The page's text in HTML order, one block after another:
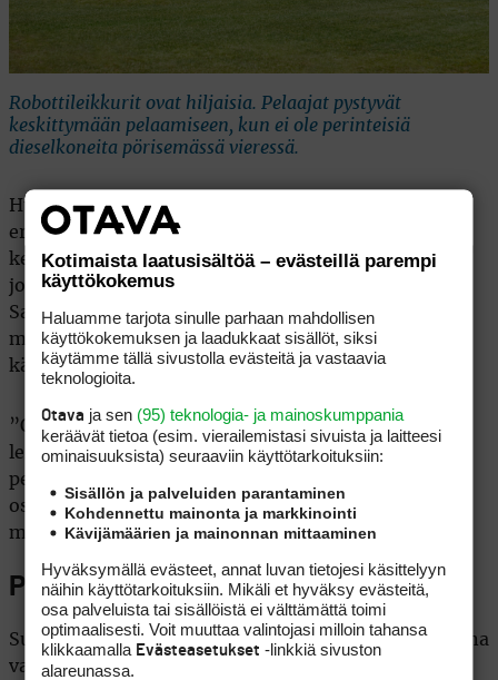
Robottileikkurit ovat hiljaisia. Pelaajat pystyvät
keskittymään pelaamiseen, kun ei ole perinteisiä
dieselkoneita pörisemässä vieressä.
Husqvarnan robottileikkureiden vahvuus on
erinomainen leikkuujälki. Kiitosta tulee pelaajilta ja
kentänhoitajilta pitkin Eurooppaa. Suuria golfmaita,
joissa Husqvarnan laitteita on käytössä ovat Ruotsi,
Saksa ja Ranska. Konservatiivinen Iso-Britannia on
myös siirtymässä yhä enemmän robottileikkureiden
käyttöön.
”Olemme tutkineet jo vuosikausia, minkälaista
leikkuujälki on eri ruoholaaduilla verrattuna
perinteisiin leikkureihin. Kaikki tutkimukset
osoittavat, että jälki on vähintään yhtä hyvää kuin
markkinoiden parhailla kelaleikkureilla.”
Pickala Golf on Husqvarna-kenttä
Suomalaisista kentistä Pickala Golf siirtyi tänä vuonna
vahvasti Husqvarnan robottileikkureihin. Siuntiossa
Kotimaista laatusisältöä – evästeillä parempi
käyttökokemus
Haluamme tarjota sinulle parhaan mahdollisen
käyttökokemuksen ja laadukkaat sisällöt, siksi
käytämme tällä sivustolla evästeitä ja vastaavia
teknologioita.
Otava ja sen (95) teknologia- ja mainoskumppania
keräävät tietoa (esim. vierailemis­tasi sivuista ja laitteesi
ominaisuuk­sista) seuraaviin käyttötarkoituksiin:
Sisällön ja palveluiden parantaminen
Kohdennettu mainonta ja markkinointi
Kävijämäärien ja mainonnan mittaaminen
Hyväksymällä evästeet, annat luvan tietojesi käsittelyyn
näihin käyttötarkoituksiin. Mikäli et hyväksy evästeitä,
osa palveluista tai sisällöistä ei välttämättä toimi
optimaalisesti. Voit muuttaa valintojasi milloin tahansa
klikkaamalla Evästeasetukset -linkkiä sivuston
alareunassa.